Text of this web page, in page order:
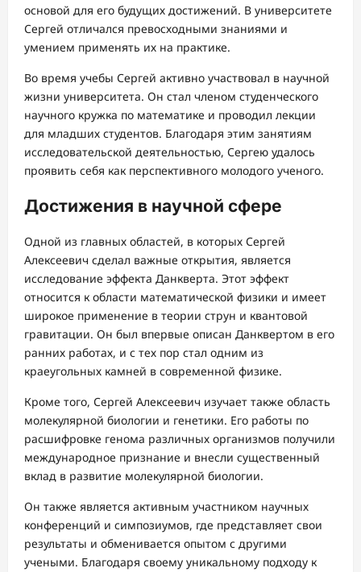
основой для его будущих достижений. В университете
Сергей отличался превосходными знаниями и
умением применять их на практике.
Во время учебы Сергей активно участвовал в научной
жизни университета. Он стал членом студенческого
научного кружка по математике и проводил лекции
для младших студентов. Благодаря этим занятиям
исследовательской деятельностью, Сергею удалось
проявить себя как перспективного молодого ученого.
Достижения в научной сфере
Одной из главных областей, в которых Сергей
Алексеевич сделал важные открытия, является
исследование эффекта Данкверта. Этот эффект
относится к области математической физики и имеет
широкое применение в теории струн и квантовой
гравитации. Он был впервые описан Данквертом в его
ранних работах, и с тех пор стал одним из
краеугольных камней в современной физике.
Кроме того, Сергей Алексеевич изучает также область
молекулярной биологии и генетики. Его работы по
расшифровке генома различных организмов получили
международное признание и внесли существенный
вклад в развитие молекулярной биологии.
Он также является активным участником научных
конференций и симпозиумов, где представляет свои
результаты и обменивается опытом с другими
учеными. Благодаря своему уникальному подходу к